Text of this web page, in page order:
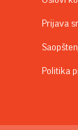
Prijava
Politika